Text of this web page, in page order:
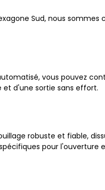
Sud, nous sommes
vous pouvez
d'une sortie sans effort.
robuste et fiable,
pour